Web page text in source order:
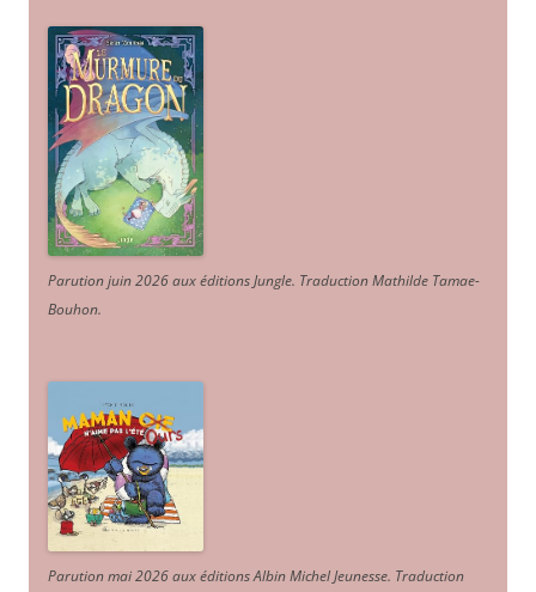
Parution juin 2026 aux éditions Jungle. Traduction Mathilde Tamae-
Bouhon.
Parution mai 2026 aux éditions Albin Michel Jeunesse. Traduction